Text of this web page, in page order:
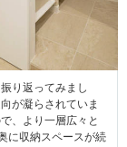
り返ってみまし
が凝らされていま
、より一層広々と
に収納スペースが続